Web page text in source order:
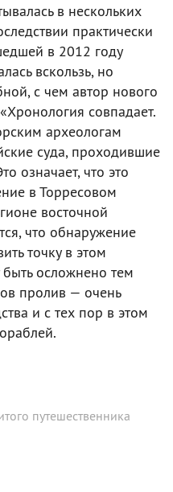
в нескольких
практически
в 2012 году
вскользь, но
с чем автор нового
совпадает.
археологам
суда, проходившие
означает, что это
в Торресовом
восточной
что обнаружение
точку в этом
осложнено тем
пролив — очень
и с тех пор в этом
путешественника